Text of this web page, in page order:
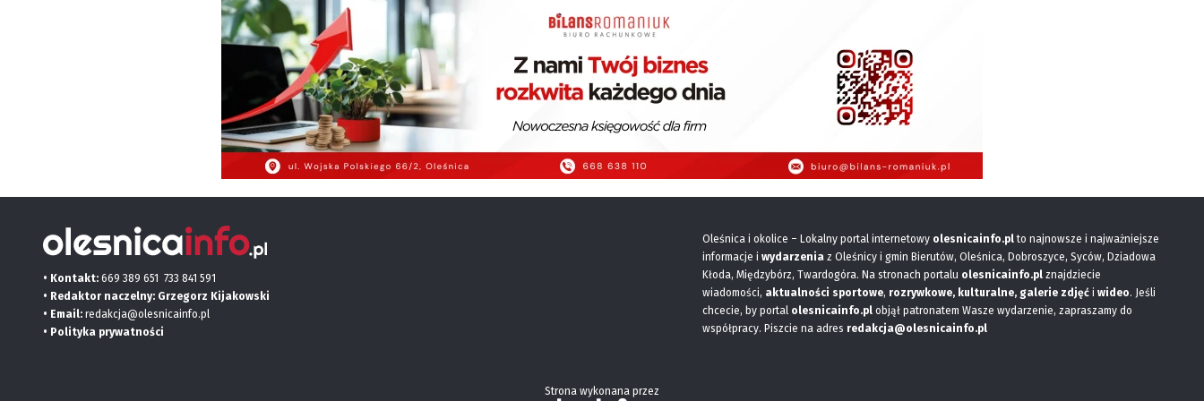
• Kontakt: 669 389 651 733 841 591
• Redaktor naczelny: Grzegorz Kijakowski
• Email: redakcja@olesnicainfo.pl
• Polityka prywatności
Oleśnica i okolice – Lokalny portal internetowy olesnicainfo.plto najnowsze i najważniejsze
informacje i wydarzenia z Oleśnicy i gmin Bierutów, Oleśnica, Dobroszyce, Syców, Dziadowa
Kłoda, Międzybórz, Twardogóra. Na stronach portalu olesnicainfo.pl znajdziecie
wiadomości, aktualności sportowe, rozrywkowe, kulturalne, galerie zdjęć i wideo. Jeśli
chcecie, by portal olesnicainfo.pl objął patronatem Wasze wydarzenie, zapraszamy do
współpracy. Piszcie na adres redakcja@olesnicainfo.pl
Strona wykonana przez